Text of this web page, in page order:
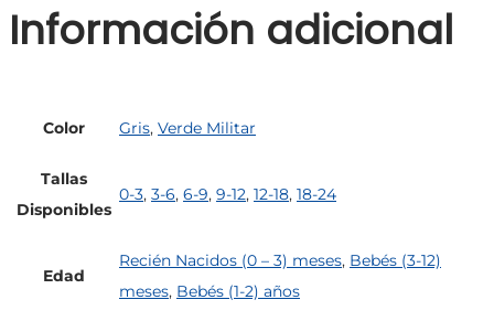
Información adicional
Color Gris, Verde Militar
Tallas
Disponibles
0-3, 3-6, 6-9, 9-12, 12-18, 18-24
Edad
Recién Nacidos (0 – 3) meses, Bebés (3-12)
meses, Bebés (1-2) años